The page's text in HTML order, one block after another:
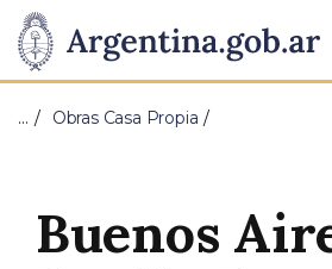
Presidencia
de
Nación
Pasar al contenido principal
… Obras Casa Propia
Buenos